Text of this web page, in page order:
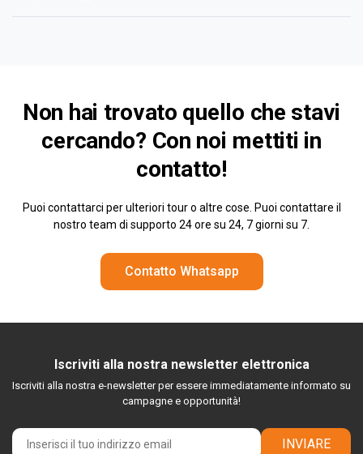
Non hai trovato quello che stavi
cercando? Con noi mettiti in
contatto!
Puoi contattarci per ulteriori tour o altre cose. Puoi contattare il
nostro team di supporto 24 ore su 24, 7 giorni su 7.
Contatto Whatsapp
Iscriviti alla nostra newsletter elettronica
Iscriviti alla nostra e-newsletter per essere immediatamente informato su
campagne e opportunità!
INVIARE